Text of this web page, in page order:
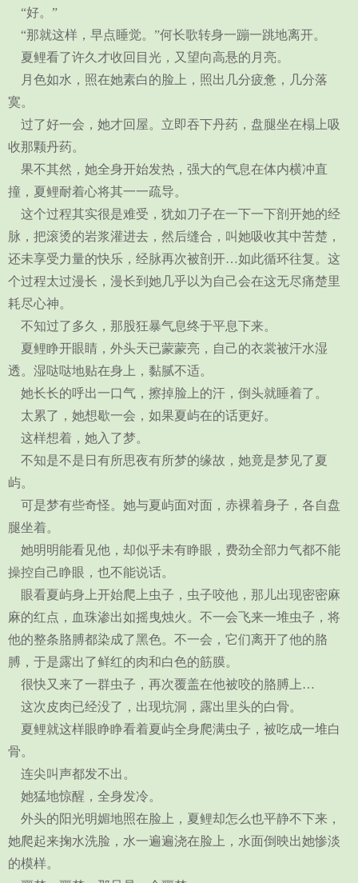
“好。”
“那就这样，早点睡觉。”何长歌转身一蹦一跳地离开。
夏鲤看了许久才收回目光，又望向高悬的月亮。
月色如水，照在她素白的脸上，照出几分疲惫，几分落
寞。
过了好一会，她才回屋。立即吞下丹药，盘腿坐在榻上吸
收那颗丹药。
果不其然，她全身开始发热，强大的气息在体内横冲直
撞，夏鲤耐着心将其一一疏导。
这个过程其实很是难受，犹如刀子在一下一下剖开她的经
脉，把滚烫的岩浆灌进去，然后缝合，叫她吸收其中苦楚，
还未享受力量的快乐，经脉再次被剖开…如此循环往复。这
个过程太过漫长，漫长到她几乎以为自己会在这无尽痛楚里
耗尽心神。
不知过了多久，那股狂暴气息终于平息下来。
夏鲤睁开眼睛，外头天已蒙蒙亮，自己的衣裳被汗水湿
透。湿哒哒地贴在身上，黏腻不适。
她长长的呼出一口气，擦掉脸上的汗，倒头就睡着了。
太累了，她想歇一会，如果夏屿在的话更好。
这样想着，她入了梦。
不知是不是日有所思夜有所梦的缘故，她竟是梦见了夏
屿。
可是梦有些奇怪。她与夏屿面对面，赤裸着身子，各自盘
腿坐着。
她明明能看见他，却似乎未有睁眼，费劲全部力气都不能
操控自己睁眼，也不能说话。
眼看夏屿身上开始爬上虫子，虫子咬他，那儿出现密密麻
麻的红点，血珠渗出如摇曳烛火。不一会飞来一堆虫子，将
他的整条胳膊都染成了黑色。不一会，它们离开了他的胳
膊，于是露出了鲜红的肉和白色的筋膜。
很快又来了一群虫子，再次覆盖在他被咬的胳膊上…
这次皮肉已经没了，出现坑洞，露出里头的白骨。
夏鲤就这样眼睁睁看着夏屿全身爬满虫子，被吃成一堆白
骨。
连尖叫声都发不出。
她猛地惊醒，全身发冷。
外头的阳光明媚地照在脸上，夏鲤却怎么也平静不下来，
她爬起来掬水洗脸，水一遍遍浇在脸上，水面倒映出她惨淡
的模样。